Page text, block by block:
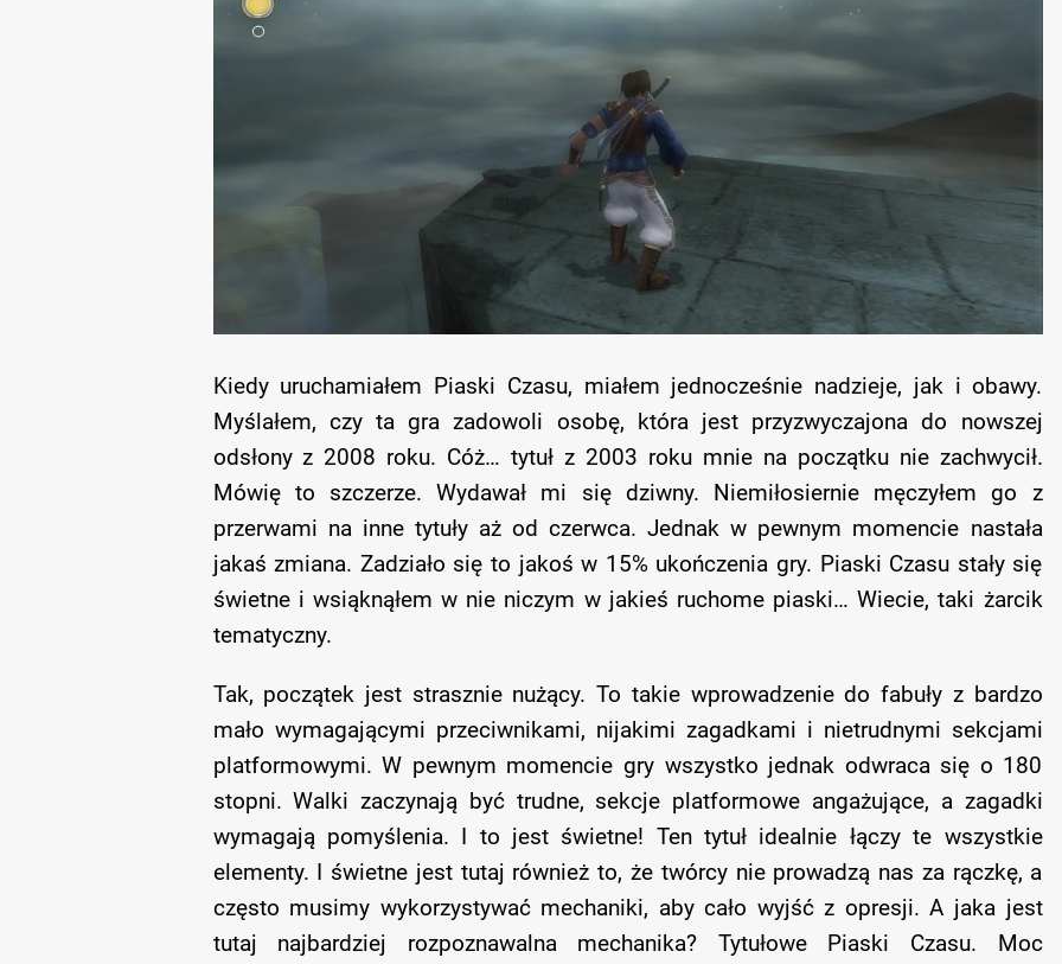
Kiedy uruchamiałem Piaski Czasu, miałem jednocześnie nadzieje, jak i obawy.
Myślałem, czy ta gra zadowoli osobę, która jest przyzwyczajona do nowszej
odsłony z 2008 roku. Cóż… tytuł z 2003 roku mnie na początku nie zachwycił.
Mówię to szczerze. Wydawał mi się dziwny. Niemiłosiernie męczyłem go z
przerwami na inne tytuły aż od czerwca. Jednak w pewnym momencie nastała
jakaś zmiana. Zadziało się to jakoś w 15% ukończenia gry. Piaski Czasu stały się
świetne i wsiąknąłem w nie niczym w jakieś ruchome piaski… Wiecie, taki żarcik
tematyczny.
Tak, początek jest strasznie nużący. To takie wprowadzenie do fabuły z bardzo
mało wymagającymi przeciwnikami, nijakimi zagadkami i nietrudnymi sekcjami
platformowymi. W pewnym momencie gry wszystko jednak odwraca się o 180
stopni. Walki zaczynają być trudne, sekcje platformowe angażujące, a zagadki
wymagają pomyślenia. I to jest świetne! Ten tytuł idealnie łączy te wszystkie
elementy. I świetne jest tutaj również to, że twórcy nie prowadzą nas za rączkę, a
często musimy wykorzystywać mechaniki, aby cało wyjść z opresji. A jaka jest
tutaj najbardziej rozpoznawalna mechanika? Tytułowe Piaski Czasu. Moc